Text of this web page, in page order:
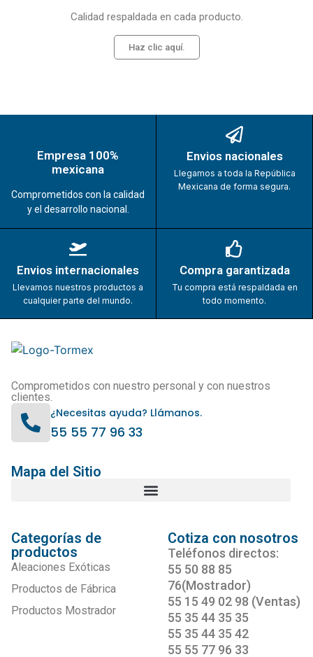
Calidad respaldada en cada producto.
Haz clic aquí.
Empresa 100%
mexicana
Comprometidos con la calidad
y el desarrollo nacional.
Envios nacionales
Llegamos a toda la República
Mexicana de forma segura.
Envios internacionales
Llevamos nuestros productos a
cualquier parte del mundo.
Compra garantizada
Tu compra está respaldada en
todo momento.
Comprometidos con nuestro personal y con nuestros
clientes.
¿Necesitas ayuda? Llámanos.
55 55 77 96 33
Mapa del Sitio
Categorías de
productos
Aleaciones Exóticas
Productos de Fábrica
Productos Mostrador
Cotiza con nosotros
Teléfonos directos:
55 50 88 85
76(Mostrador)
55 15 49 02 98 (Ventas)
55 35 44 35 35
55 35 44 35 42
55 55 77 96 33